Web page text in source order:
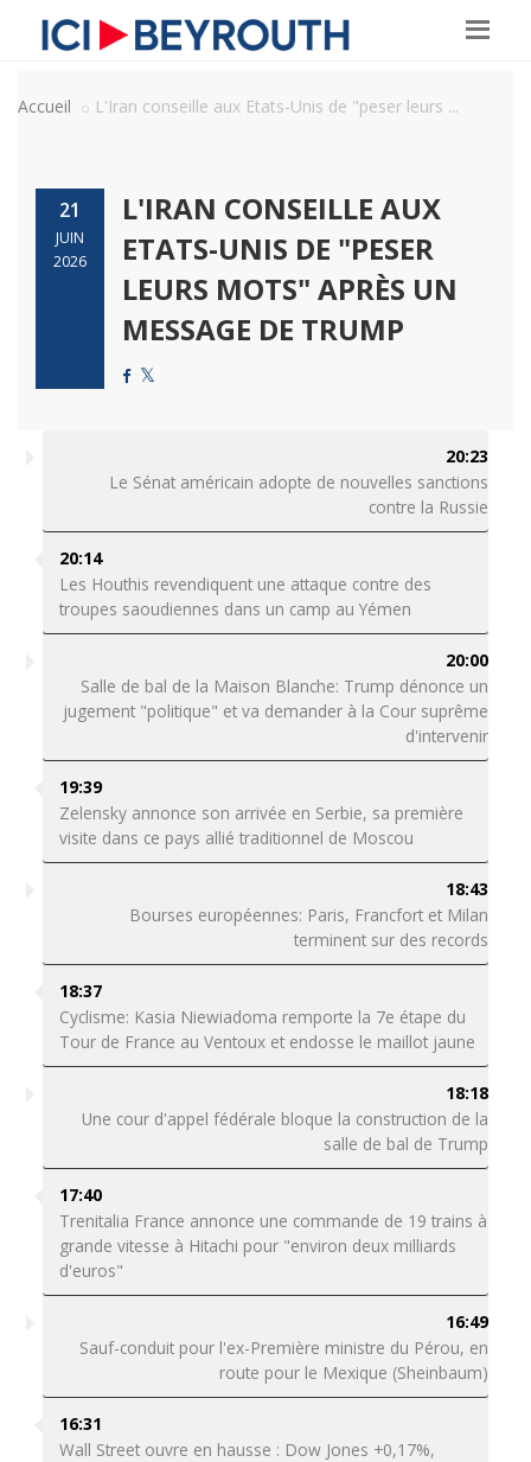
Accueil L'Iran conseille aux Etats-Unis de "peser leurs ...
21
JUIN
2026
L'IRAN CONSEILLE AUX
ETATS-UNIS DE "PESER
LEURS MOTS" APRÈS UN
MESSAGE DE TRUMP
20:23
Le Sénat américain adopte de nouvelles sanctions
contre la Russie
20:14
Les Houthis revendiquent une attaque contre des
troupes saoudiennes dans un camp au Yémen
20:00
Salle de bal de la Maison Blanche: Trump dénonce un
jugement "politique" et va demander à la Cour suprême
d'intervenir
19:39
Zelensky annonce son arrivée en Serbie, sa première
visite dans ce pays allié traditionnel de Moscou
18:43
Bourses européennes: Paris, Francfort et Milan
terminent sur des records
18:37
Cyclisme: Kasia Niewiadoma remporte la 7e étape du
Tour de France au Ventoux et endosse le maillot jaune
18:18
Une cour d'appel fédérale bloque la construction de la
salle de bal de Trump
17:40
Trenitalia France annonce une commande de 19 trains à
grande vitesse à Hitachi pour "environ deux milliards
d'euros"
16:49
Sauf-conduit pour l'ex-Première ministre du Pérou, en
route pour le Mexique (Sheinbaum)
16:31
Wall Street ouvre en hausse : Dow Jones +0,17%,